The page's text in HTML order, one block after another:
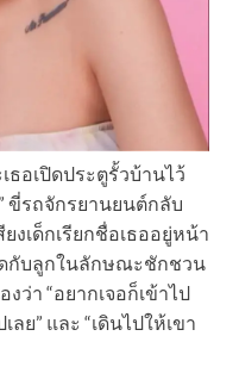
ธอเปิดประตูรั้วบ้านไว้
ขี่รถจักรยานยนต์กลับ
งเด็กเรียกชื่อเธออยู่หน้า
ดกับลูกในลักษณะชักชวน
ว่า “อยากเจอก็เข้าไป
ลย” และ “เดินไปให้เขา